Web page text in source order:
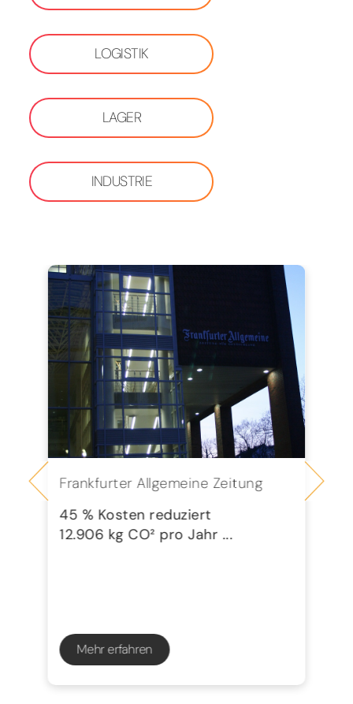
LOGISTIK
LAGER
INDUSTRIE
Frankfurter Allgemeine Zeitung
45 % Kosten reduziert
12.906 kg CO² pro Jahr ...
Mehr erfahren